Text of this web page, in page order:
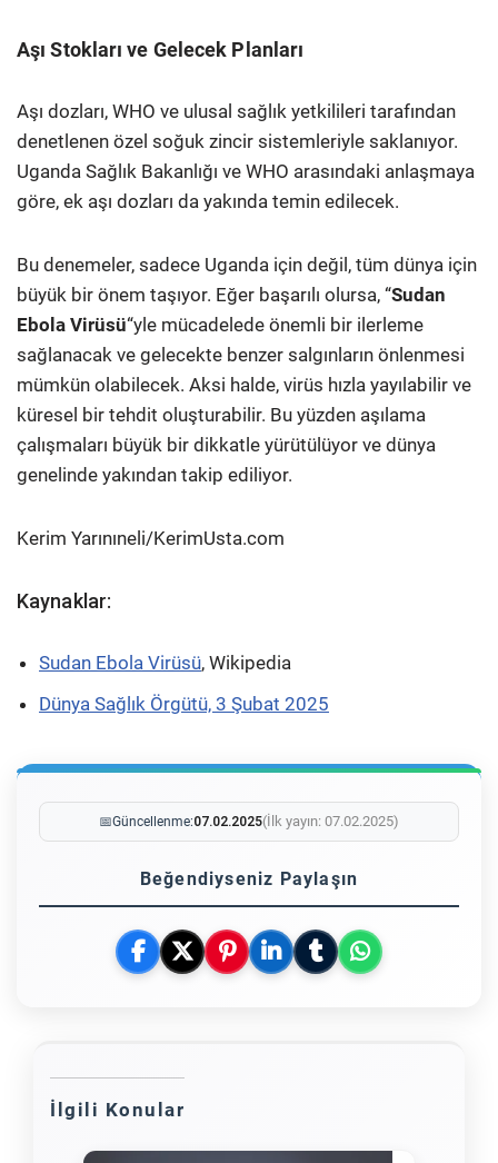
Aşı Stokları ve Gelecek Planları
Aşı dozları, WHO ve ulusal sağlık yetkilileri tarafından
denetlenen özel soğuk zincir sistemleriyle saklanıyor.
Uganda Sağlık Bakanlığı ve WHO arasındaki anlaşmaya
göre, ek aşı dozları da yakında temin edilecek.
Bu denemeler, sadece Uganda için değil, tüm dünya için
büyük bir önem taşıyor. Eğer başarılı olursa, “Sudan
Ebola Virüsü“yle mücadelede önemli bir ilerleme
sağlanacak ve gelecekte benzer salgınların önlenmesi
mümkün olabilecek. Aksi halde, virüs hızla yayılabilir ve
küresel bir tehdit oluşturabilir. Bu yüzden aşılama
çalışmaları büyük bir dikkatle yürütülüyor ve dünya
genelinde yakından takip ediliyor.
Kerim Yarınıneli/KerimUsta.com
Kaynaklar:
Sudan Ebola Virüsü, Wikipedia
Dünya Sağlık Örgütü, 3 Şubat 2025
📅Güncellenme:07.02.2025(İlk yayın: 07.02.2025)
Beğendiyseniz Paylaşın
İlgili Konular